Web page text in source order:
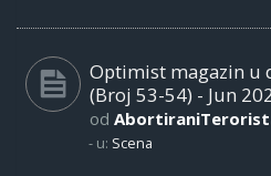
Optimist magazin u
(Broj 53-54) - Jun
od
- u: Scena